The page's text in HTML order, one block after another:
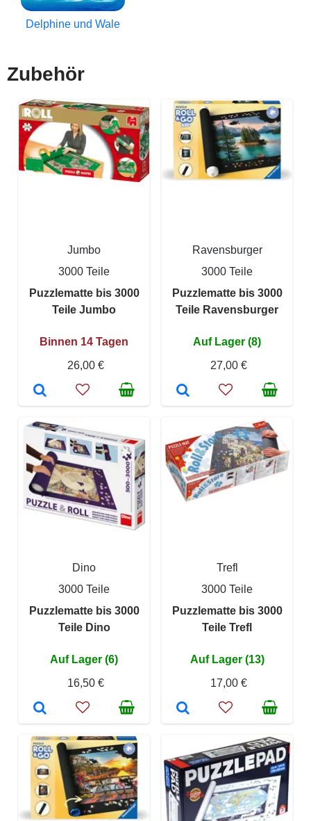
Delphine und Wale
Zubehör
Jumbo
3000 Teile
Puzzlematte bis 3000
Teile Jumbo
Binnen 14 Tagen
26,00 €
Ravensburger
3000 Teile
Puzzlematte bis 3000
Teile Ravensburger
Auf Lager (8)
27,00 €
Dino
3000 Teile
Puzzlematte bis 3000
Teile Dino
Auf Lager (6)
16,50 €
Trefl
3000 Teile
Puzzlematte bis 3000
Teile Trefl
Auf Lager (13)
17,00 €